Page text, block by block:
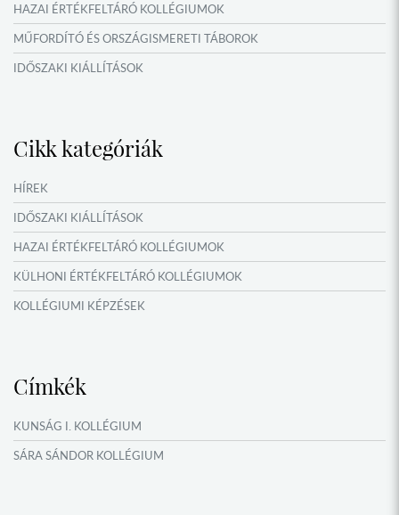
HAZAI ÉRTÉKFELTÁRÓ KOLLÉGIUMOK
MŰFORDÍTÓ ÉS ORSZÁGISMERETI TÁBOROK
IDŐSZAKI KIÁLLÍTÁSOK
Cikk kategóriák
HÍREK
IDŐSZAKI KIÁLLÍTÁSOK
HAZAI ÉRTÉKFELTÁRÓ KOLLÉGIUMOK
KÜLHONI ÉRTÉKFELTÁRÓ KOLLÉGIUMOK
KOLLÉGIUMI KÉPZÉSEK
NYÁRI TÁBOROK
OKTATÁS, KULTÚRA
VERSENYEK, VETÉLKEDŐK
Címkék
KUNSÁG I. KOLLÉGIUM
SÁRA SÁNDOR KOLLÉGIUM